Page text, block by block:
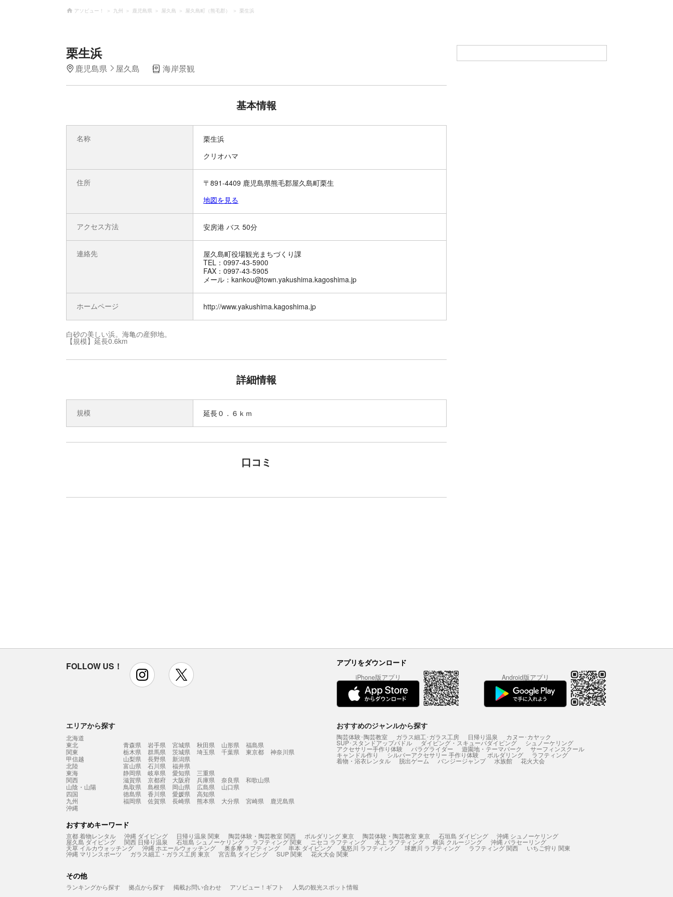
アソビュー！ 九州 鹿児島県 屋久島 屋久島町（熊毛郡） 栗生浜
栗生浜
鹿児島県 屋久島 海岸景観
基本情報
名称
栗生浜
クリオハマ
住所
〒891-4409 鹿児島県熊毛郡屋久島町栗生
地図を見る
アクセス方法 安房港 バス 50分
連絡先
屋久島町役場観光まちづくり課
TEL：0997-43-5900
FAX：0997-43-5905
メール：kankou@town.yakushima.kagoshima.jp
ホームページ http://www.yakushima.kagoshima.jp
白砂の美しい浜。海亀の産卵地。
【規模】延長0.6km
詳細情報
規模 延長０．６ｋｍ
口コミ
FOLLOW US！ instagram アプリをダウンロード
iPhone版アプリ Android版アプリ
エリアから探す
北海道
東北
青森県 岩手県 宮城県 秋田県 山形県
福島県
関東
栃木県 群馬県 茨城県 埼玉県 千葉県 東京都
神奈川県
甲信越
山梨県 長野県
新潟県
北陸
富山県 石川県
福井県
東海
静岡県 岐阜県 愛知県
三重県
関西
滋賀県 京都府 大阪府 兵庫県 奈良県
和歌山県
山陰・山陽
鳥取県 島根県 岡山県 広島県
山口県
四国
徳島県 香川県 愛媛県
高知県
九州
福岡県 佐賀県 長崎県 熊本県 大分県 宮崎県
鹿児島県
沖縄
おすすめのジャンルから探す
陶芸体験･陶芸教室 ガラス細工･ガラス工房 日帰り温泉 カヌー･カヤック
SUP･スタンドアップパドル ダイビング・スキューバダイビング シュノーケリング
アクセサリー手作り体験 パラグライダー 遊園地・テーマパーク サーフィンスクール
キャンドル作り シルバーアクセサリー 手作り体験 ボルダリング ラフティング
着物・浴衣レンタル 脱出ゲーム バンジージャンプ 水族館 花火大会
おすすめキーワード
京都 着物レンタル 沖縄 ダイビング 日帰り温泉 関東 陶芸体験・陶芸教室 関西 ボルダリング 東京 陶芸体験・陶芸教室 東京 石垣島 ダイビング 沖縄 シュノーケリング
屋久島 ダイビング 関西 日帰り温泉 石垣島 シュノーケリング ラフティング 関東 ニセコ ラフティング 水上 ラフティング 横浜 クルージング 沖縄 パラセーリング
天草 イルカウォッチング 沖縄 ホエールウォッチング 奥多摩 ラフティング 串本 ダイビング 鬼怒川 ラフティング 球磨川 ラフティング ラフティング 関西 いちご狩り 関東
沖縄 マリンスポーツ ガラス細工・ガラス工房 東京 宮古島 ダイビング SUP 関東 花火大会 関東
その他
ランキングから探す 拠点から探す 掲載お問い合わせ アソビュー！ギフト 人気の観光スポット情報